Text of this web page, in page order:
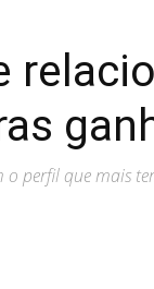
perfil que mais